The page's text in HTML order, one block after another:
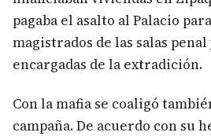
pagaba el asalto al Palacio
magistrados de las salas
encargadas de la extradición.
Con la mafia se coaligó
campaña. De acuerdo con su